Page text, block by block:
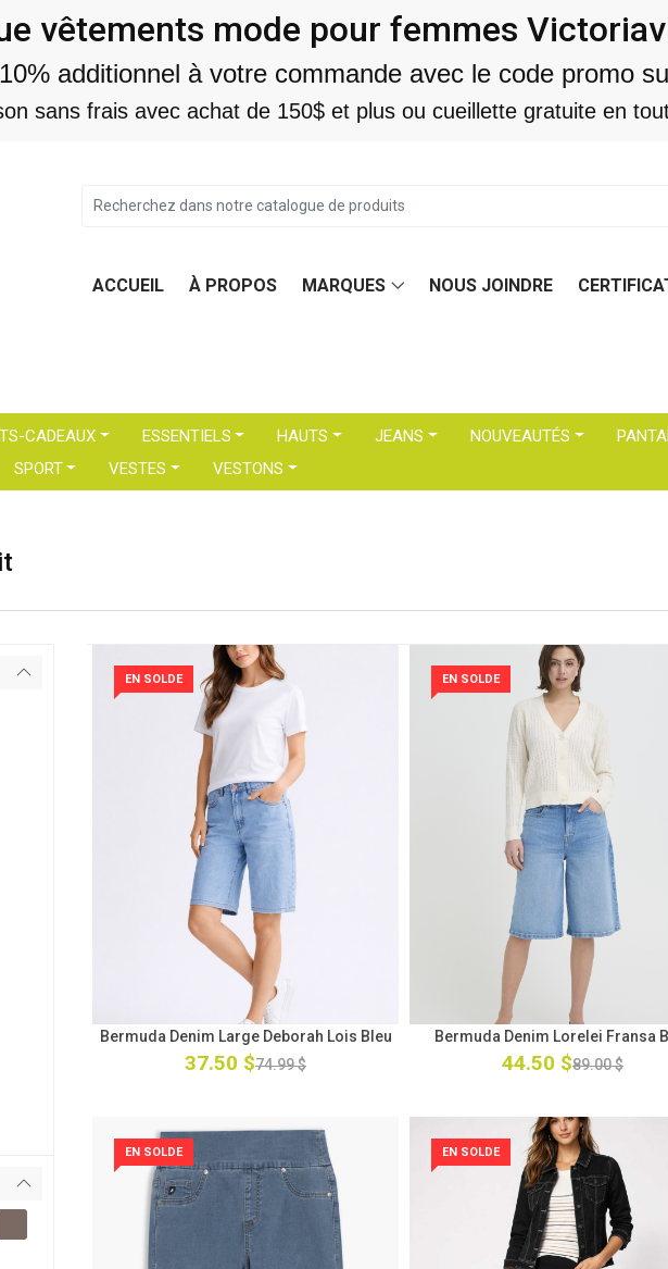
vêtements mode pour femmes
10% additionnel à votre commande avec le code promo
sans frais avec achat de 150$ et plus ou cueillette gratuite en
ACCUEIL À PROPOS MARQUES NOUS JOINDRE
CADEAUX ESSENTIELS HAUTS JEANS NOUVEAUTÉS
SPORT VESTES VESTONS
EN SOLDE
Bermuda Denim Large Deborah Lois Bleu
37.50 $74.99 $
EN SOLDE
Bermuda Denim Lorelei Fransa
44.50 $89.00 $
EN SOLDE EN SOLDE